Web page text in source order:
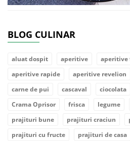
BLOG CULINAR
aluat dospit aperitive aperitive
aperitive rapide
aperitive revelion
carne de pui
cascaval ciocolata
Crama Oprisor
frisca legume
prajituri bune
prajituri craciun
prajituri cu fructe
prajituri de casa